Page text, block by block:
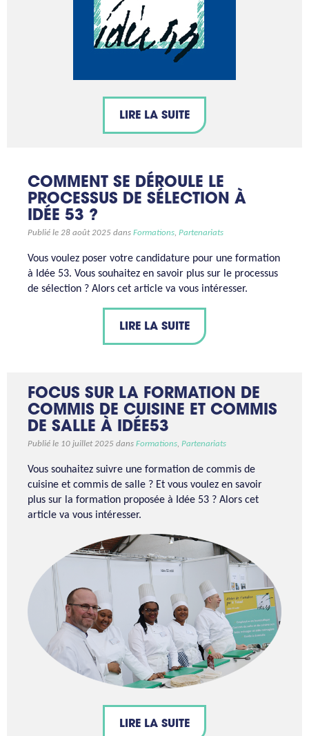
LIRE LA SUITE
COMMENT SE DÉROULE LE
PROCESSUS DE SÉLECTION À
IDÉE 53 ?
Publié le 28 août 2025 dans Formations, Partenariats
Vous voulez poser votre candidature pour une formation
à Idée 53. Vous souhaitez en savoir plus sur le processus
de sélection ? Alors cet article va vous intéresser.
LIRE LA SUITE
FOCUS SUR LA FORMATION DE
COMMIS DE CUISINE ET COMMIS
DE SALLE À IDÉE53
Publié le 10 juillet 2025 dans Formations, Partenariats
Vous souhaitez suivre une formation de commis de
cuisine et commis de salle ? Et vous voulez en savoir
plus sur la formation proposée à Idée 53 ? Alors cet
article va vous intéresser.
LIRE LA SUITE